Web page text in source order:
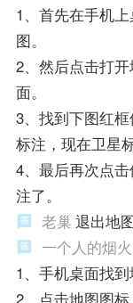
1、首先在手机
图。
2、然后点击打
面。
3、找到下图红
标注，现在卫星
4、最后再次点
注了。
老巢 退出地
一个人的烟火
1、手机桌面找到
2、点击地图图标